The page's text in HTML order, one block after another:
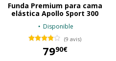
Funda Premium para cama
elástica Apollo Sport 300
Disponible
(9 avis)
7990€